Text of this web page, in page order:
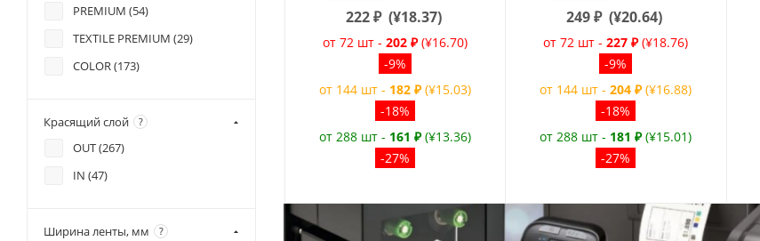
222₽ (¥18.37)
от 72 шт -202 ₽ (¥16.70)
-9%
от 144 шт - 182 ₽ (¥15.03)
-18%
от 288 шт - 161 ₽ (¥13.36)
-27%
249₽ (¥20.64)
от 72 шт -227 ₽ (¥18.76)
-9%
от 144 шт -204 ₽ (¥16.88)
-18%
от 288 шт - 181 ₽ (¥15.01)
-27%
PREMIUM (54)
TEXTILE PREMIUM (29)
COLOR (173)
Красящий слой ?
OUT (267)
IN (47)
Ширина ленты, мм ?